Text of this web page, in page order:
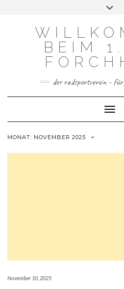
BEIM
der radsportverein - für
MONAT: NOVEMBER 2025
November 10, 2025